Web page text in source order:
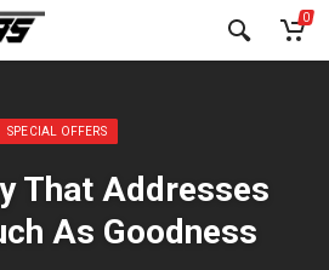
0
Posted in:
SPECIAL OFFERS
That Addresses
As Goodness